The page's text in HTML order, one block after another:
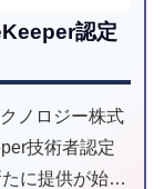
認定
ノロジー株式
技術者認定
に提供が始ま